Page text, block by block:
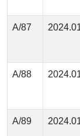
А/87
А/88
А/89